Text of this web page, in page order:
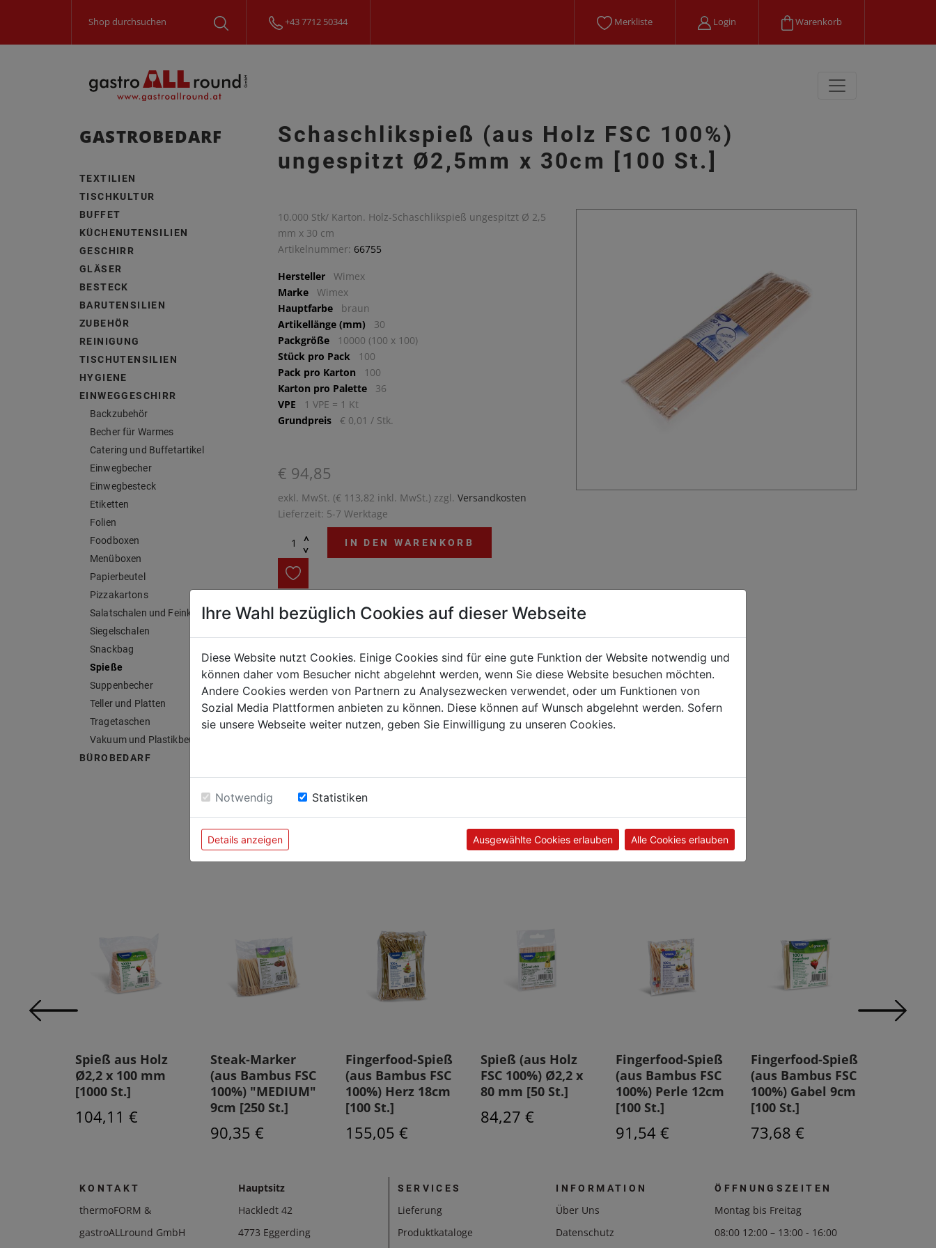
+43 7712 50344 Merkliste Login Warenkorb
GASTROBEDARF
TEXTILIEN
TISCHKULTUR
BUFFET
KÜCHENUTENSILIEN
GESCHIRR
GLÄSER
BESTECK
BARUTENSILIEN
ZUBEHÖR
REINIGUNG
TISCHUTENSILIEN
HYGIENE
EINWEGGESCHIRR
Backzubehör
Becher für Warmes
Catering und Buffetartikel
Einwegbecher
Einwegbesteck
Etiketten
Folien
Foodboxen
Menüboxen
Papierbeutel
Pizzakartons
Salatschalen und Feinkost
Siegelschalen
Snackbag
Spieße
Suppenbecher
Teller und Platten
Tragetaschen
Vakuum und Plastikbeutel
BÜROBEDARF
Schaschlikspieß (aus Holz FSC 100%)
ungespitzt Ø2,5mm x 30cm [100 St.]
10.000 Stk/ Karton. Holz-Schaschlikspieß ungespitzt Ø 2,5
mm x 30 cm
Artikelnummer: 66755
Hersteller
Wimex
Marke
Wimex
Hauptfarbe
braun
Artikellänge (mm)
30
Packgröße
10000 (100 x 100)
Stück pro Pack
100
Pack pro Karton
100
Karton pro Palette
36
VPE
1 VPE = 1 Kt
Grundpreis
€ 0,01 / Stk.
€ 94,85
exkl. MwSt. (€ 113,82 inkl. MwSt.) zzgl. Versandkosten
Lieferzeit: 5-7 Werktage
^
^
IN DEN WARENKORB
Staffelpreise
ab 2 Kt € 90,72
ab 36 Kt € 83,22
Kunden kauften auch
Spieß aus Holz
Ø2,2 x 100 mm
[1000 St.]
104,11 €
Steak-Marker
(aus Bambus FSC
100%) "MEDIUM"
9cm [250 St.]
90,35 €
Fingerfood-Spieß
(aus Bambus FSC
100%) Herz 18cm
[100 St.]
155,05 €
Spieß (aus Holz
FSC 100%) Ø2,2 x
80 mm [50 St.]
84,27 €
Fingerfood-Spieß
(aus Bambus FSC
100%) Perle 12cm
[100 St.]
91,54 €
Fingerfood-Spieß
(aus Bambus FSC
100%) Gabel 9cm
[100 St.]
73,68 €
KONTAKT
thermoFORM &
gastroALLround GmbH
Hauptsitz
Hackledt 42
4773 Eggerding
SERVICES
Lieferung
Produktkataloge
INFORMATION
Über Uns
Datenschutz
ÖFFNUNGSZEITEN
Montag bis Freitag
08:00 12:00 – 13:00 - 16:00
Ihre Wahl bezüglich Cookies auf dieser Webseite
Diese Website nutzt Cookies. Einige Cookies sind für eine gute Funktion der Website notwendig und
können daher vom Besucher nicht abgelehnt werden, wenn Sie diese Website besuchen möchten.
Andere Cookies werden von Partnern zu Analysezwecken verwendet, oder um Funktionen von
Sozial Media Plattformen anbieten zu können. Diese können auf Wunsch abgelehnt werden. Sofern
sie unsere Webseite weiter nutzen, geben Sie Einwilligung zu unseren Cookies.
Notwendig Statistiken
Details anzeigen Ausgewählte Cookies erlauben Alle Cookies erlauben